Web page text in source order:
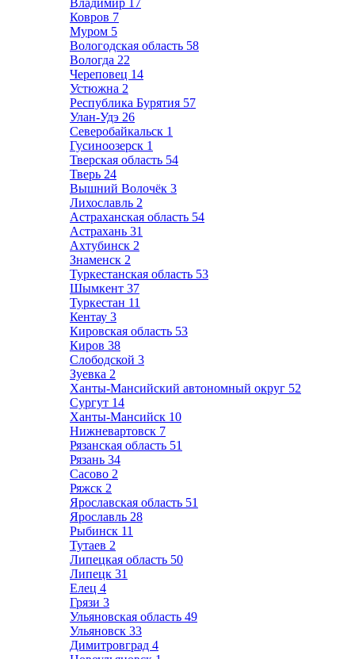
Владимир 17
Ковров 7
Муром 5
Вологодская область 58
Вологда 22
Череповец 14
Устюжна 2
Республика Бурятия 57
Улан-Удэ 26
Северобайкальск 1
Гусиноозерск 1
Тверская область 54
Тверь 24
Вышний Волочёк 3
Лихославль 2
Астраханская область 54
Астрахань 31
Ахтубинск 2
Знаменск 2
Туркестанская область 53
Шымкент 37
Туркестан 11
Кентау 3
Кировская область 53
Киров 38
Слободской 3
Зуевка 2
Ханты-Мансийский автономный округ 52
Сургут 14
Ханты-Мансийск 10
Нижневартовск 7
Рязанская область 51
Рязань 34
Сасово 2
Ряжск 2
Ярославская область 51
Ярославль 28
Рыбинск 11
Тутаев 2
Липецкая область 50
Липецк 31
Елец 4
Грязи 3
Ульяновская область 49
Ульяновск 33
Димитровград 4